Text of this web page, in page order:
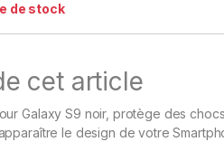
de stock
cet article
Galaxy S9 noir, protège des
le design de votre